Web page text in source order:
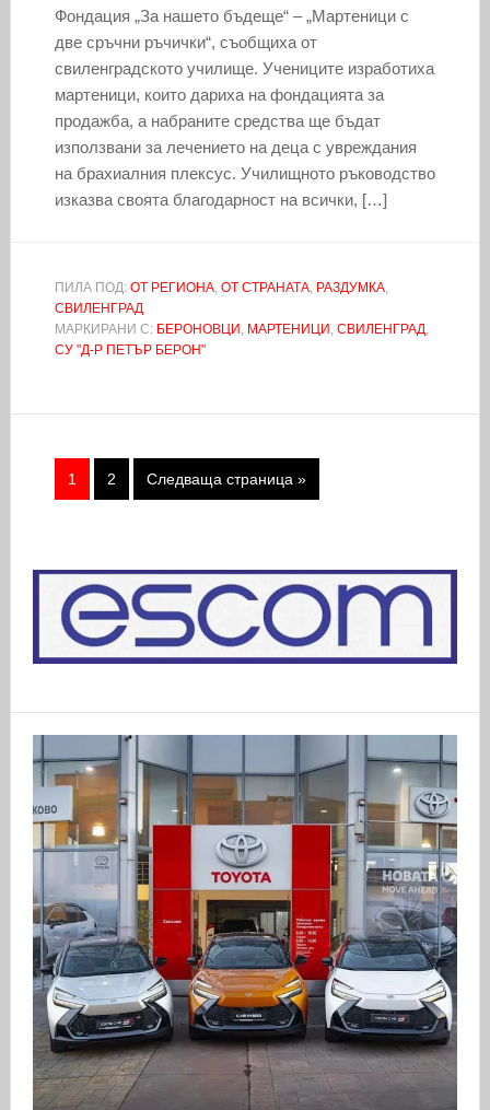
Фондация „За нашето бъдеще“ – „Мартеници с
две сръчни ръчички“, съобщиха от
свиленградското училище. Учениците изработиха
мартеници, които дариха на фондацията за
продажба, а набраните средства ще бъдат
използвани за лечението на деца с увреждания
на брахиалния плексус. Училищното ръководство
изказва своята благодарност на всички, […]
ПИЛА ПОД: ОТ РЕГИОНА, ОТ СТРАНАТА, РАЗДУМКА,
СВИЛЕНГРАД
МАРКИРАНИ С: БЕРОНОВЦИ , МАРТЕНИЦИ , СВИЛЕНГРАД,
СУ "Д-Р ПЕТЪР БЕРОН"
1 2 Следваща страница »